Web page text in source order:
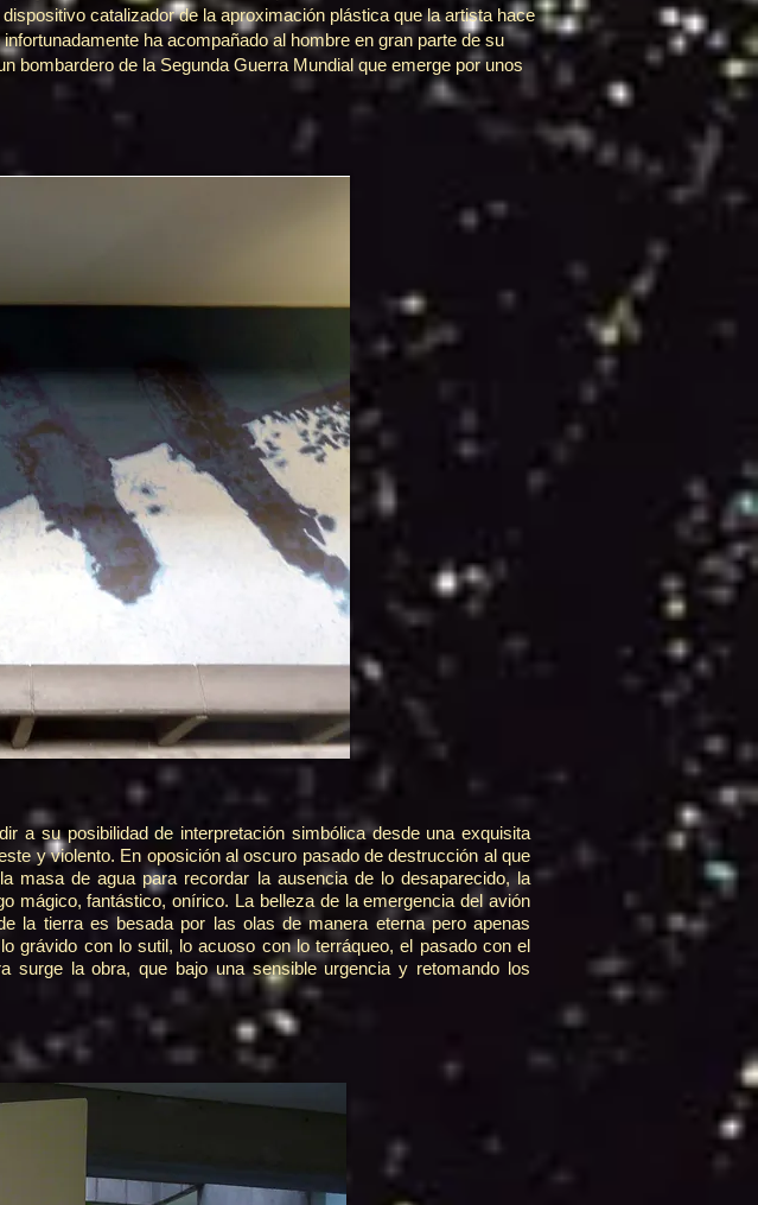
catalizador de la aproximación plástica que la artista hace
ha acompañado al hombre en gran parte de su
bombardero de la Segunda Guerra Mundial que emerge por unos
a su posibilidad de interpretación simbólica desde una exquisita
y violento. En oposición al oscuro pasado de destrucción al que
masa de agua para recordar la ausencia de lo desaparecido, la
mágico, fantástico, onírico. La belleza de la emergencia del avión
la tierra es besada por las olas de manera eterna pero apenas
grávido con lo sutil, lo acuoso con lo terráqueo, el pasado con el
la obra, que bajo una sensible urgencia y retomando los